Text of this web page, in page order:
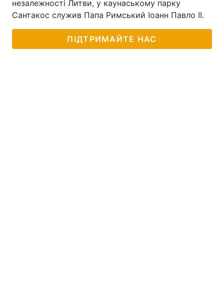
незалежності Литви, у каунаському парку
Сантакос служив Папа Римський Іоанн Павло II.
ПІДТРИМАЙТЕ НАС